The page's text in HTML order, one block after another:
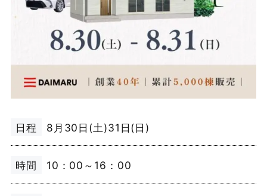
日程 8月30日(土)31日(日)
時間 10：00～16：00